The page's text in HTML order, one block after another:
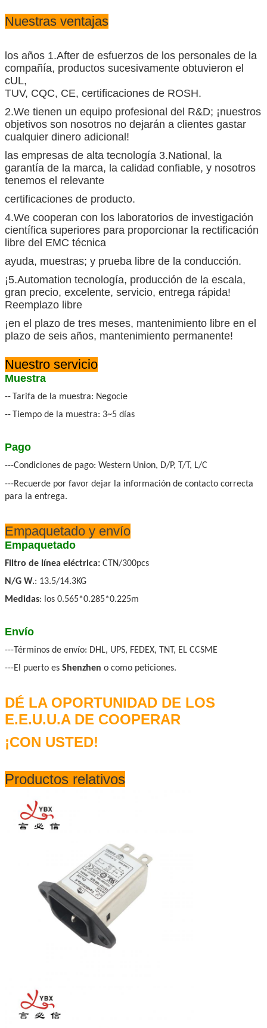
Nuestras ventajas
los años 1.After de esfuerzos de los personales de la
compañía, productos sucesivamente obtuvieron el
cUL,
TUV, CQC, CE, certificaciones de ROSH.
2.We tienen un equipo profesional del R&D; ¡nuestros
objetivos son nosotros no dejarán a clientes gastar
cualquier dinero adicional!
las empresas de alta tecnología 3.National, la
garantía de la marca, la calidad confiable, y nosotros
tenemos el relevante
certificaciones de producto.
4.We cooperan con los laboratorios de investigación
científica superiores para proporcionar la rectificación
libre del EMC técnica
ayuda, muestras; y prueba libre de la conducción.
¡5.Automation tecnología, producción de la escala,
gran precio, excelente, servicio, entrega rápida!
Reemplazo libre
¡en el plazo de tres meses, mantenimiento libre en el
plazo de seis años, mantenimiento permanente!
Nuestro servicio
Muestra
-- Tarifa de la muestra: Negocie
-- Tiempo de la muestra: 3~5 días
Pago
---Condiciones de pago: Western Union, D/P, T/T, L/C
---Recuerde por favor dejar la información de contacto correcta
para la entrega.
Empaquetado y envío
Empaquetado
Filtro de línea eléctrica: CTN/300pcs
N/G W.: 13.5/14.3KG
Medidas: los 0.565*0.285*0.225m
Envío
---Términos de envío: DHL, UPS, FEDEX, TNT, EL CCSME
---El puerto es Shenzhen o como peticiones.
DÉ LA OPORTUNIDAD DE LOS
E.E.U.U.A DE COOPERAR
¡CON USTED!
Productos relativos